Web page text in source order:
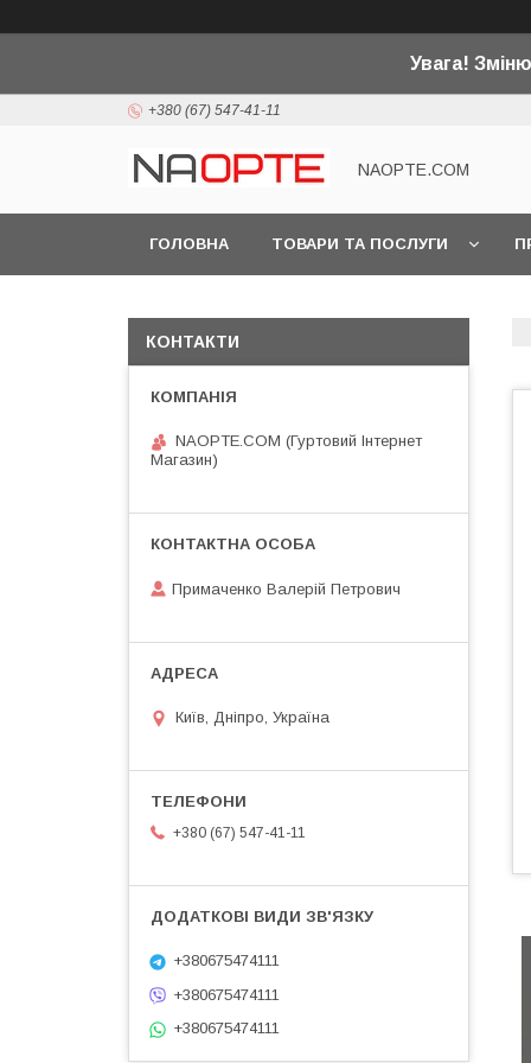
Увага!
+380 (67) 547-41-11
NAOPTE.COM
ГОЛОВНА ТОВАРИ ТА ПОСЛУГИ
КОНТАКТИ
NAOPTE.COM (Гуртовий Інтернет
Магазин)
Примаченко Валерій Петрович
Київ, Дніпро, Україна
+380 (67) 547-41-11
+380675474111
+380675474111
+380675474111